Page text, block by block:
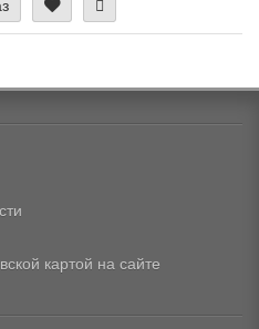
картой на сайте